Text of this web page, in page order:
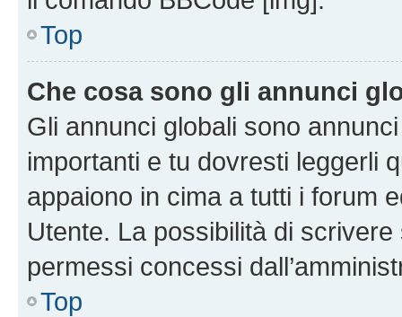
Top
Che cosa sono gli annunci
Gli annunci globali sono
importanti e tu dovresti leggerli
appaiono in cima a tutti i forum
Utente. La possibilità di
permessi concessi
Top